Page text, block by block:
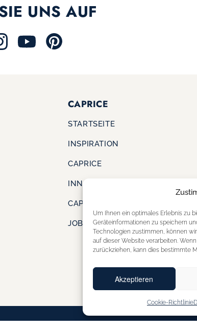
Um Ihnen ein optimales Erlebnis zu
Geräteinformationen zu speichern
Technologien zustimmen, können
auf dieser Website verarbeiten.
zurückziehen, kann dies bestimmte
Akzeptieren
Cookie-Richtlinie
UNS AUF
CAPRICE
STARTSEITE
INSPIRATION
CAPRICE
INNOVATION
CAPRICE CARES
JOBS & KARRIERE